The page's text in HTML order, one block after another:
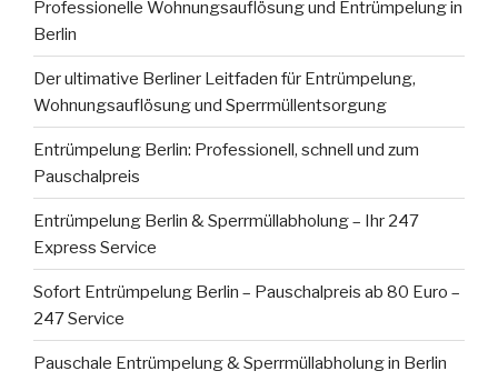
Professionelle Wohnungsauflösung und Entrümpelung in
Berlin
Der ultimative Berliner Leitfaden für Entrümpelung,
Wohnungsauflösung und Sperrmüllentsorgung
Entrümpelung Berlin: Professionell, schnell und zum
Pauschalpreis
Entrümpelung Berlin & Sperrmüllabholung – Ihr 247
Express Service
Sofort Entrümpelung Berlin – Pauschalpreis ab 80 Euro –
247 Service
Pauschale Entrümpelung & Sperrmüllabholung in Berlin